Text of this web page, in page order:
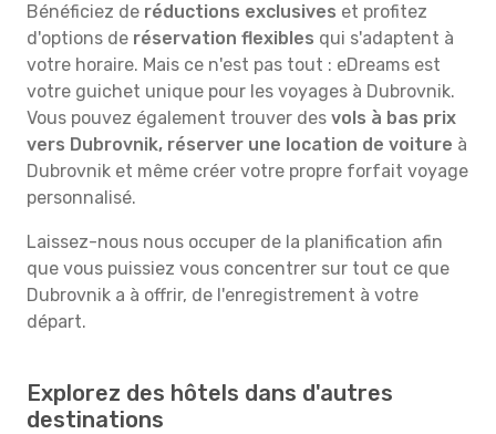
Bénéficiez de réductions exclusives et profitez
d'options de réservation flexibles qui s'adaptent à
votre horaire. Mais ce n'est pas tout : eDreams est
votre guichet unique pour les voyages à Dubrovnik.
Vous pouvez également trouver des vols à bas prix
vers Dubrovnik, réserver une location de voiture à
Dubrovnik et même créer votre propre forfait voyage
personnalisé.
Laissez-nous nous occuper de la planification afin
que vous puissiez vous concentrer sur tout ce que
Dubrovnik a à offrir, de l'enregistrement à votre
départ.
Explorez des hôtels dans d'autres
destinations